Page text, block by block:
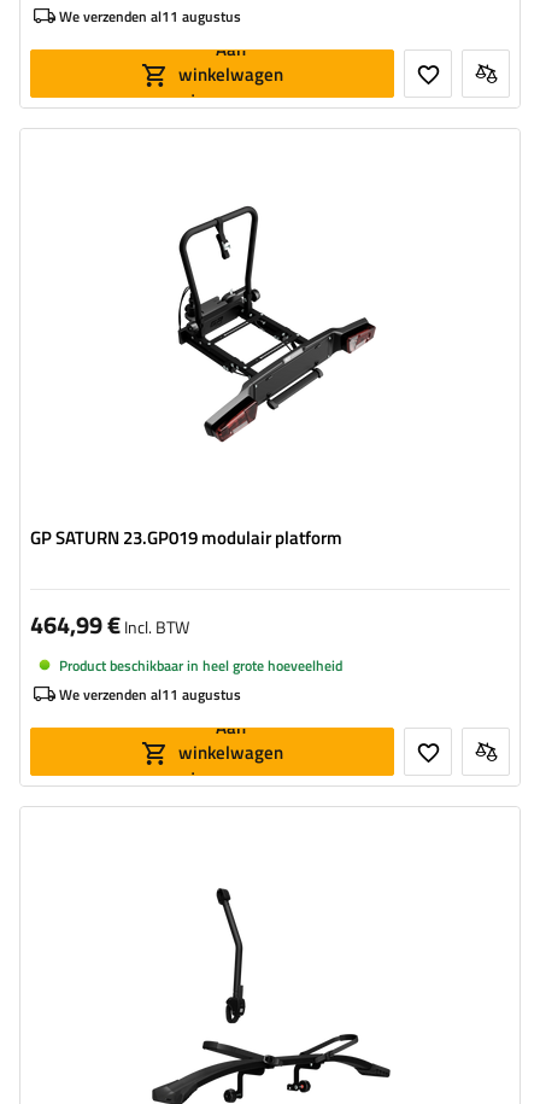
We verzenden al11 augustus
Aan
winkelwagen
toevoegen
GP SATURN 23.GP019 modulair platform
464,99 €Incl. BTW
Product beschikbaar in heel grote hoeveelheid
We verzenden al11 augustus
Aan
winkelwagen
toevoegen